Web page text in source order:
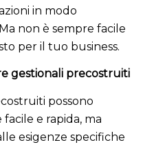
in modo
non è sempre facile
per il tuo business.
gestionali precostruiti
possono
e rapida, ma
esigenze specifiche